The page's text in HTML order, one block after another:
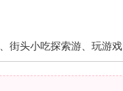
街头小吃探索游、玩游戏